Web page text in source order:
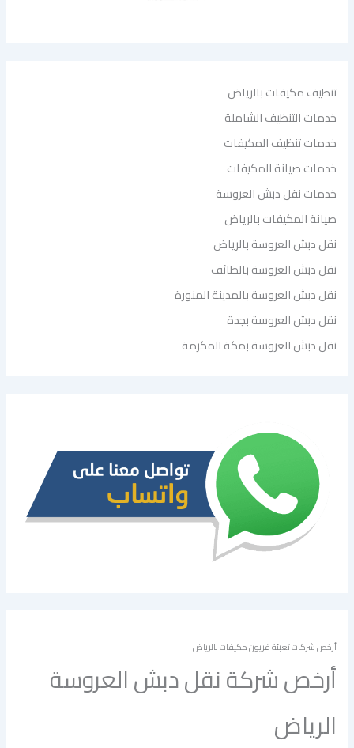
تنظيف مكيفات بالرياض
خدمات التنظيف الشاملة
خدمات تنظيف المكيفات
خدمات صيانة المكيفات
خدمات نقل دبش العروسة
صيانة المكيفات بالرياض
نقل دبش العروسة بالرياض
نقل دبش العروسة بالطائف
نقل دبش العروسة بالمدينة المنورة
نقل دبش العروسة بجدة
نقل دبش العروسة بمكة المكرمة
أرخص شركات تعبئة فريون مكيفات بالرياض
أرخص شركة نقل دبش العروسة
الرياض